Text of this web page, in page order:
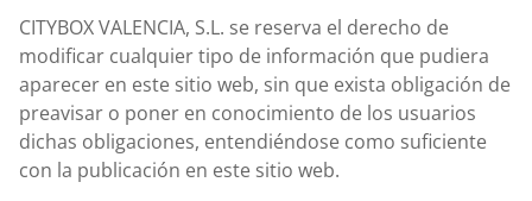
CITYBOX VALENCIA, S.L. se reserva el derecho de
modificar cualquier tipo de información que pudiera
aparecer en este sitio web, sin que exista obligación de
preavisar o poner en conocimiento de los usuarios
dichas obligaciones, entendiéndose como suficiente
con la publicación en este sitio web.